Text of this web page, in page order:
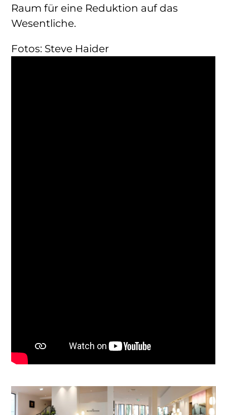
Raum für eine Reduktion auf das
Wesentliche.
Fotos: Steve Haider